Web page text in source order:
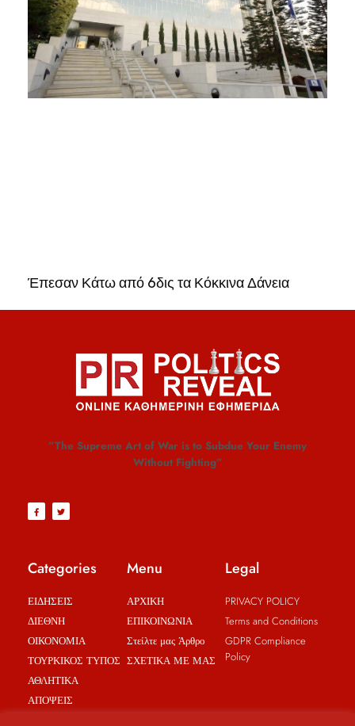
Έπεσαν Κάτω από 6δις τα Κόκκινα Δάνεια
”The Supreme Art of War is to Subdue Your Enemy
Without Fighting”
Categories
ΕΙΔΗΣΕΙΣ
ΔΙΕΘΝΗ
ΟΙΚΟΝΟΜΙΑ
ΤΟΥΡΚΙΚΟΣ ΤΥΠΟΣ
ΑΘΛΗΤΙΚΑ
ΑΠΟΨΕΙΣ
Menu
ΑΡΧΙΚΗ
ΕΠΙΚΟΙΝΩΝΙΑ
Στείλτε μας Άρθρο
ΣΧΕΤΙΚΑ ΜΕ ΜΑΣ
Legal
PRIVACY POLICY
Terms and Conditions
GDPR Compliance
Policy